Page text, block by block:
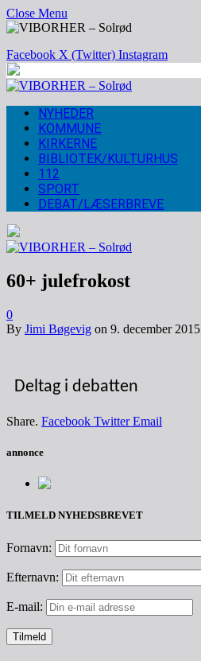
Close Menu
Facebook X (Twitter) Instagram
NYHEDER
KOMMUNE
KIRKERNE
BIBLIOTEK/KULTURHUS
112
SPORT
DEBAT/LÆSERBREVE
60+ julefrokost
0
By Jimi Bøgevig on 9. december 2015
Deltag i debatten
Share. Facebook Twitter Email
annonce
TILMELD NYHEDSBREVET
Fornavn:
Efternavn:
E-mail: